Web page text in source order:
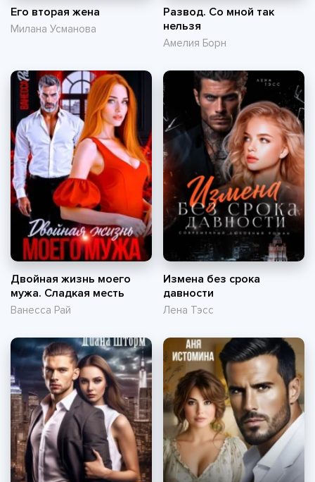
Его вторая жена
Милана Усманова
Развод. Со мной так
нельзя
Амелия Борн
Двойная жизнь моего
мужа. Сладкая месть
Ванесса Рай
Измена без срока
давности
Лена Тэсс